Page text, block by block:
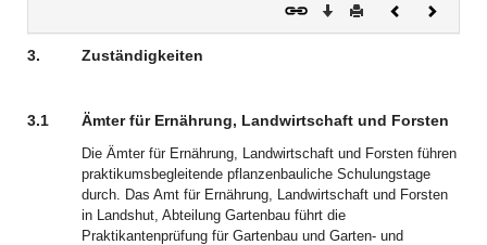
Download
DruckenVorheriges
3. Zuständigkeiten
3.1 Ämter für Ernährung, Landwirtschaft und Forsten
Die Ämter für Ernährung, Landwirtschaft und Forsten führen
praktikumsbegleitende pflanzenbauliche Schulungstage
durch. Das Amt für Ernährung, Landwirtschaft und Forsten
in Landshut, Abteilung Gartenbau führt die
Praktikantenprüfung für Gartenbau und Garten- und